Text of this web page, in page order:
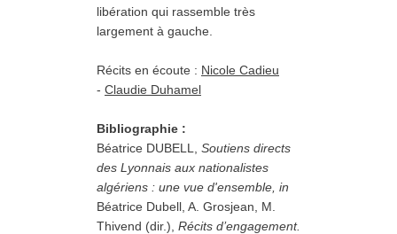
libération qui rassemble très
largement à gauche.
Récits en écoute : Nicole Cadieu
- Claudie Duhamel
Bibliographie :
Béatrice DUBELL, Soutiens directs
des Lyonnais aux nationalistes
algériens : une vue d'ensemble, in
Béatrice Dubell, A. Grosjean, M.
Thivend (dir.), Récits d’engagement.